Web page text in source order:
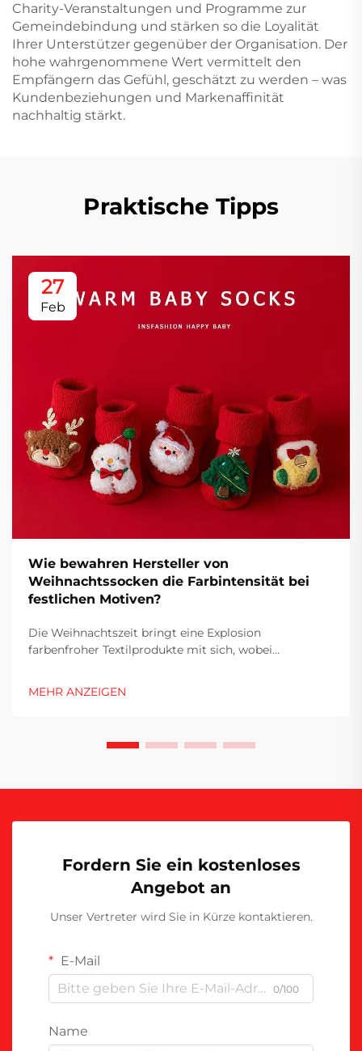
Charity-Veranstaltungen und Programme zur
Gemeindebindung und stärken so die Loyalität
Ihrer Unterstützer gegenüber der Organisation. Der
hohe wahrgenommene Wert vermittelt den
Empfängern das Gefühl, geschätzt zu werden – was
Kundenbeziehungen und Markenaffinität
nachhaltig stärkt.
Praktische Tipps
27
Feb
Wie bewahren Hersteller von
Weihnachtssocken die Farbintensität bei
festlichen Motiven?
Die Weihnachtszeit bringt eine Explosion
farbenfroher Textilprodukte mit sich, wobei
Produktion dieser festlichen Bekleidungsstücke vor
MEHR ANZEIGEN
Fordern Sie ein kostenloses
Angebot an
Unser Vertreter wird Sie in Kürze kontaktieren.
E-Mail
0/100
Name